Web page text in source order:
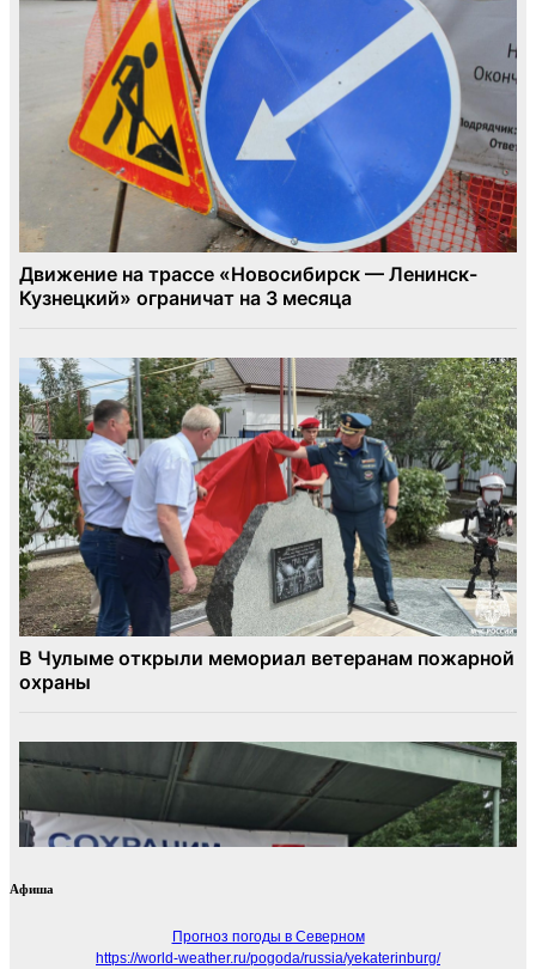
Афиша
Прогноз погоды в Северном
https://world-weather.ru/pogoda/russia/yekaterinburg/